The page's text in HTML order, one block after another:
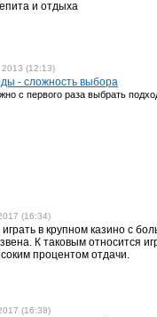
и отдыха
2013 (12:13)
- сложность выбора
с первого раза выбрать
(16:34)
играть в крупном казино с
К таковым относится
процентом отдачи.
(16:38)